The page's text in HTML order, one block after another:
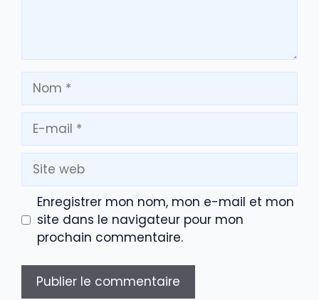
Nom
mail
Site
web
Enregistrer mon nom, mon e-mail et mon
site dans le navigateur pour mon
prochain commentaire.